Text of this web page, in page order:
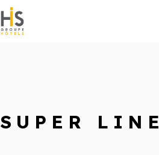
SUPER LINE